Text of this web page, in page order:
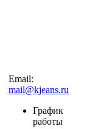
Email:
mail@kjeans.ru
График
работы